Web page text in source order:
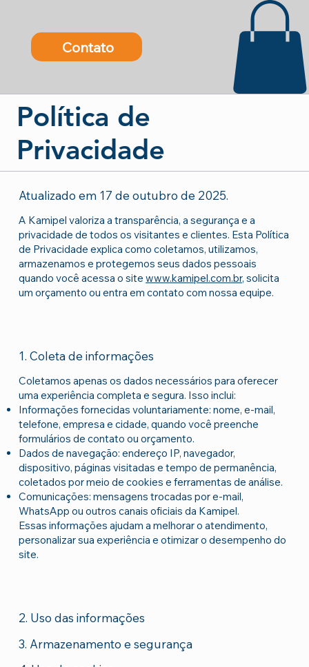
Contato
Política de
Privacidade
Atualizado em 17 de outubro de 2025.
A Kamipel valoriza a transparência, a segurança e a
privacidade de todos os visitantes e clientes. Esta Política
de Privacidade explica como coletamos, utilizamos,
armazenamos e protegemos seus dados pessoais
quando você acessa o sitewww.kamipel.com.br, solicita
um orçamento ou entra em contato com nossa equipe.
1. Coleta de informações
Coletamos apenas os dados necessários para oferecer
uma experiência completa e segura. Isso inclui:
Informações fornecidas voluntariamente: nome, e-mail,
telefone, empresa e cidade, quando você preenche
formulários de contato ou orçamento.
Dados de navegação: endereço IP, navegador,
dispositivo, páginas visitadas e tempo de permanência,
coletados por meio de cookies e ferramentas de análise.
Comunicações: mensagens trocadas por e-mail,
WhatsApp ou outros canais oficiais da Kamipel.
Essas informações ajudam a melhorar o atendimento,
personalizar sua experiência e otimizar o desempenho do
site.
2. Uso das informações
3. Armazenamento e segurança